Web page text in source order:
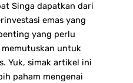
Singa dapatkan dari
emas yang
yang perlu
untuk
Yuk, simak artikel ini
paham mengenai